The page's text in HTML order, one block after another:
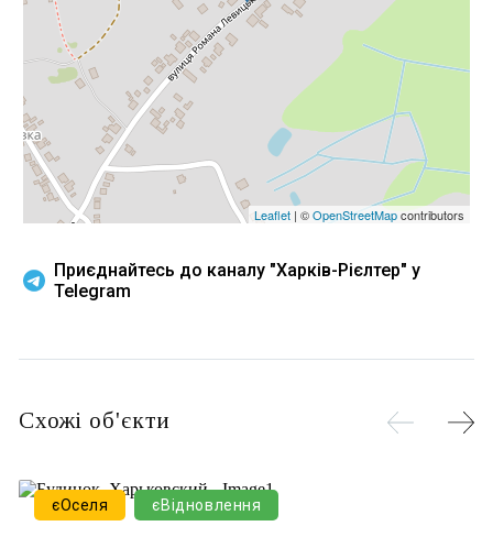
Leaflet | ©OpenStreetMapcontributors
Приєднайтесь до каналу "Харків-Рієлтер" у
Telegram
Схожі об'єкти
єОселя єВідновлення